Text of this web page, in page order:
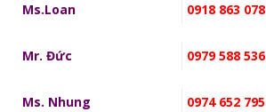
Ms.Loan 0918 863 078
Mr. Đức 0979 588 536
Ms. Nhung 0974 652 795